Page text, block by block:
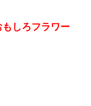
しろフラワー